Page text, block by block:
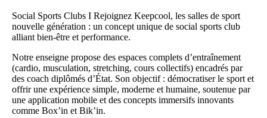
Social Sports Clubs I Rejoignez Keepcool, les salles de sport
nouvelle génération : un concept unique de social sports club
alliant bien-être et performance.
Notre enseigne propose des espaces complets d’entraînement
(cardio, musculation, stretching, cours collectifs) encadrés par
des coach diplômés d’État. Son objectif : démocratiser le sport et
offrir une expérience simple, moderne et humaine, soutenue par
une application mobile et des concepts immersifs innovants
comme Box’in et Bik’in.